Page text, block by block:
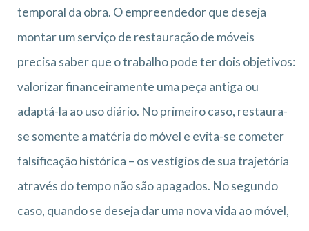
temporal da obra. O empreendedor que deseja
montar um serviço de restauração de móveis
precisa saber que o trabalho pode ter dois objetivos:
valorizar financeiramente uma peça antiga ou
adaptá-la ao uso diário. No primeiro caso, restaura-
se somente a matéria do móvel e evita-se cometer
falsificação histórica – os vestígios de sua trajetória
através do tempo não são apagados. No segundo
caso, quando se deseja dar uma nova vida ao móvel,